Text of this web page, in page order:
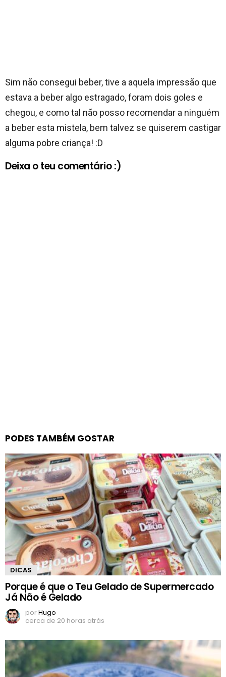
Sim não consegui beber, tive a aquela impressão que
estava a beber algo estragado, foram dois goles e
chegou, e como tal não posso recomendar a ninguém
a beber esta mistela, bem talvez se quiserem castigar
alguma pobre criança! :D
Deixa o teu comentário :)
PODES TAMBÉM GOSTAR
DICAS
Porque é que o Teu Gelado de Supermercado
Já Não é Gelado
porHugo
cerca de 20 horas atrás